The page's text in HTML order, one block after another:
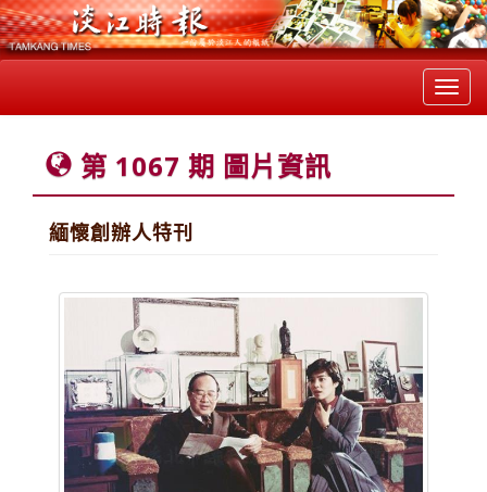
第 1067 期 圖片資訊
緬懷創辦人特刊